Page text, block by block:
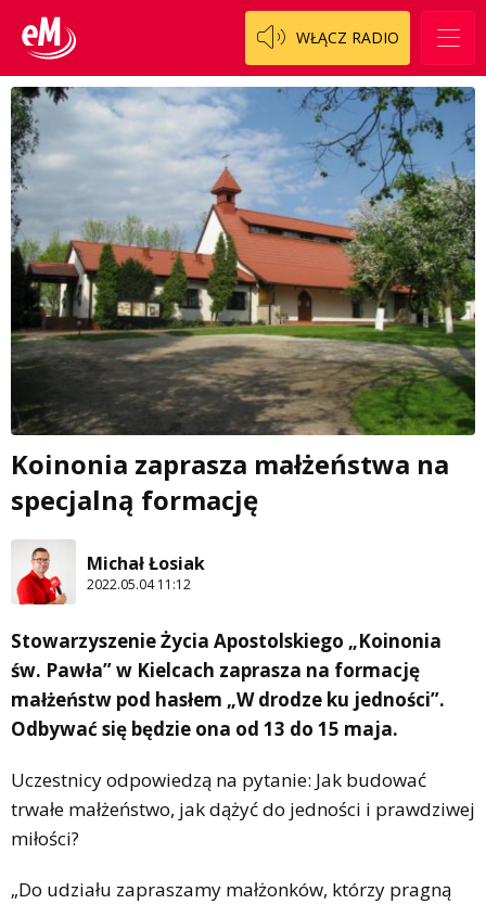
WŁĄCZ RADIO
Koinonia zaprasza małżeństwa na
specjalną formację
Michał Łosiak
2022.05.04 11:12
Stowarzyszenie Życia Apostolskiego „Koinonia
św. Pawła” w Kielcach zaprasza na formację
małżeństw pod hasłem „W drodze ku jedności”.
Odbywać się będzie ona od 13 do 15 maja.
Uczestnicy odpowiedzą na pytanie: Jak budować
trwałe małżeństwo, jak dążyć do jedności i prawdziwej
miłości?
„Do udziału zapraszamy małżonków, którzy pragną